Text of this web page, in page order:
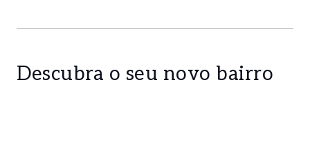
Descubra o seu novo bairro